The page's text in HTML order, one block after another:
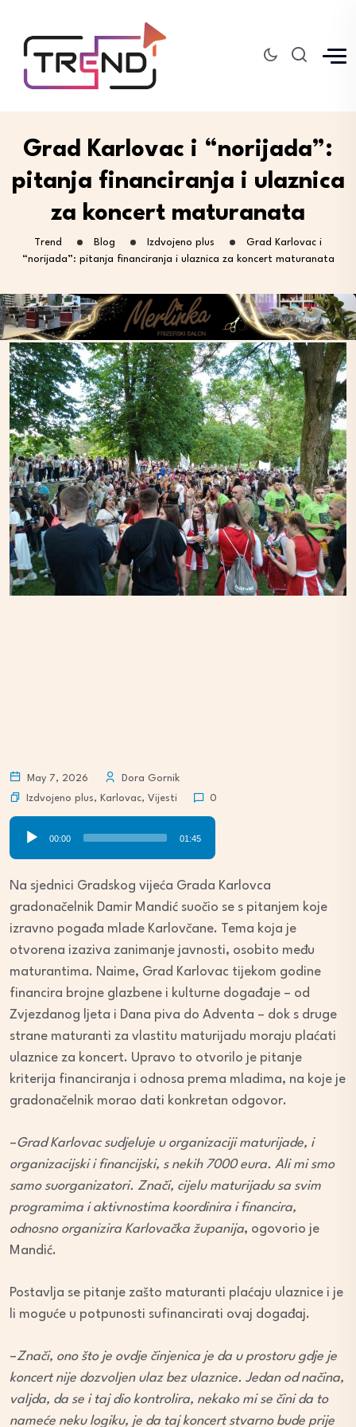
Grad Karlovac i “norijada”:
pitanja financiranja i ulaznica
za koncert maturanata
Trend Blog Izdvojeno plus
Grad Karlovac i
“norijada”: pitanja financiranja i ulaznica za koncert maturanata
May 7, 2026
Dora Gornik
Izdvojeno plus, Karlovac, Vijesti 0
Audio
Player
00:00 01:45
Na sjednici Gradskog vijeća Grada Karlovca
gradonačelnik Damir Mandić suočio se s pitanjem koje
izravno pogađa mlade Karlovčane. Tema koja je
otvorena izaziva zanimanje javnosti, osobito među
maturantima. Naime, Grad Karlovac tijekom godine
financira brojne glazbene i kulturne događaje – od
Zvjezdanog ljeta i Dana piva do Adventa – dok s druge
strane maturanti za vlastitu maturijadu moraju plaćati
ulaznice za koncert. Upravo to otvorilo je pitanje
kriterija financiranja i odnosa prema mladima, na koje je
gradonačelnik morao dati konkretan odgovor.
–Grad Karlovac sudjeluje u organizaciji maturijade, i
organizacijski i financijski, s nekih 7000 eura. Ali mi smo
samo suorganizatori. Znači, cijelu maturijadu sa svim
programima i aktivnostima koordinira i financira,
odnosno organizira Karlovačka županija, ogovorio je
Mandić.
Postavlja se pitanje zašto maturanti plaćaju ulaznice i je
li moguće u potpunosti sufinancirati ovaj događaj.
–Znači, ono što je ovdje činjenica je da u prostoru gdje je
koncert nije dozvoljen ulaz bez ulaznice. Jedan od načina,
valjda, da se i taj dio kontrolira, nekako mi se čini da to
nameće neku logiku, je da taj koncert stvarno bude prije